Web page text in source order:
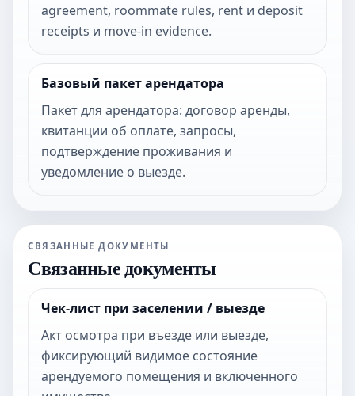
agreement, roommate rules, rent и deposit
receipts и move-in evidence.
Базовый пакет арендатора
Пакет для арендатора: договор аренды,
квитанции об оплате, запросы,
подтверждение проживания и
уведомление о выезде.
СВЯЗАННЫЕ ДОКУМЕНТЫ
Связанные документы
Чек-лист при заселении / выезде
Акт осмотра при въезде или выезде,
фиксирующий видимое состояние
арендуемого помещения и включенного